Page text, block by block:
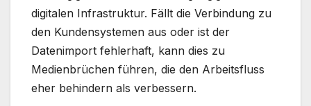
digitalen Infrastruktur. Fällt die Verbindung zu
den Kundensystemen aus oder ist der
Datenimport fehlerhaft, kann dies zu
Medienbrüchen führen, die den Arbeitsfluss
eher behindern als verbessern.